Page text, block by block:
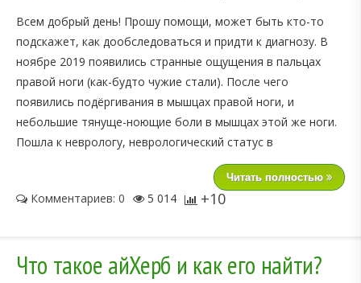
Всем добрый день! Прошу помощи, может быть кто-то
подскажет, как дообследоваться и придти к диагнозу. В
ноябре 2019 появились странные ощущения в пальцах
правой ноги (как-будто чужие стали). После чего
появились подёргивания в мышцах правой ноги, и
небольшие тянуще-ноющие боли в мышцах этой же ноги.
Пошла к неврологу, неврологический статус в
Читать полностью
Комментариев: 0 5 014 +10
Что такое айХерб и как его найти?